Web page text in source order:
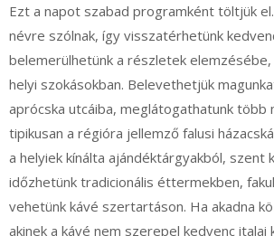
Ezt a napot szabad programként töltjük
névre szólnak, így visszatérhetünk
belemerülhetünk a részletek
helyi szokásokban. Belevethetjük
aprócska utcáiba, meglátogathatunk több
tipikusan a régióra jellemző falusi
a helyiek kínálta ajándéktárgyakból, szent
időzhetünk tradicionális éttermekben,
vehetünk kávé szertartáson. Ha akadna
akinek a kávé nem szerepel kedvenc italai